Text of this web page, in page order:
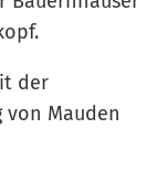
der
von Mauden